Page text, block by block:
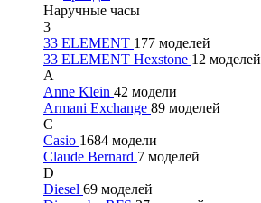
Наручные часы
3
33 ELEMENT 177 моделей
33 ELEMENT Hexstone 12 моделей
A
Anne Klein 42 модели
Armani Exchange 89 моделей
C
Casio 1684 модели
Claude Bernard 7 моделей
D
Diesel 69 моделей